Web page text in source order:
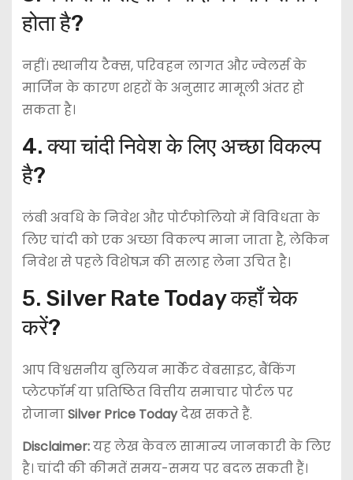
होता है?
नहीं। स्थानीय टैक्स, परिवहन लागत और ज्वेलर्स के
मार्जिन के कारण शहरों के अनुसार मामूली अंतर हो
सकता है।
4. क्या चांदी निवेश के लिए अच्छा विकल्प
है?
लंबी अवधि के निवेश और पोर्टफोलियो में विविधता के
लिए चांदी को एक अच्छा विकल्प माना जाता है, लेकिन
निवेश से पहले विशेषज्ञ की सलाह लेना उचित है।
5. Silver Rate Today कहाँ चेक
करें?
आप विश्वसनीय बुलियन मार्केट वेबसाइट, बैंकिंग
प्लेटफॉर्म या प्रतिष्ठित वित्तीय समाचार पोर्टल पर
रोजानाSilver Price Todayदेख सकते हैं.
Disclaimer:यह लेख केवल सामान्य जानकारी के लिए
है। चांदी की कीमतें समय-समय पर बदल सकती हैं।